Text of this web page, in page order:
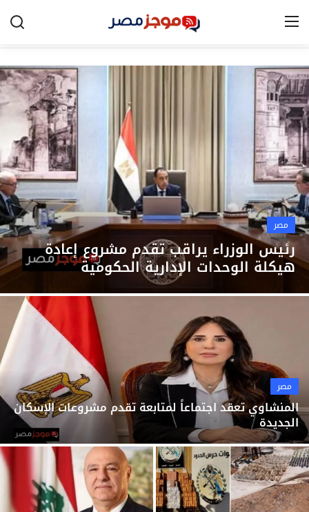
الرئيسية
مصر
الخليج
العالم
الرياضة
اقتصاد
تكنولوجيا
التعليم
منوعات
مصر
رئيس الوزراء يراقب تقدم مشروع إعادة
هيكلة الوحدات الإدارية الحكومية
مصر
المنشاوي تعقد اجتماعاً لمتابعة تقدم مشروعات الإسكان
الجديدة